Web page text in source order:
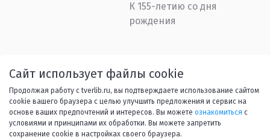
К 155-летию со дня
рождения
Назад 1 ... 19 20
22 23 ... 45 Вперед
Сайт использует файлы cookie
Продолжая работу с tverlib.ru, вы подтверждаете использование сайтом
cookie вашего браузера с целью улучшить предложения и сервис на
основе ваших предпочтений и интересов. Вы можете ознакомиться с
условиями и принципами их обработки. Вы можете запретить
сохранение cookie в настройках своего браузера.